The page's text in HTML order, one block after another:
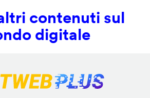
contenuti sul
digitale